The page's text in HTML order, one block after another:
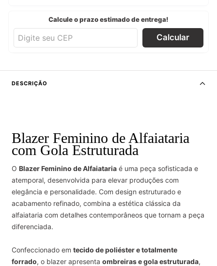
Calcule o prazo estimado de entrega!
Calcular
DESCRIÇÃO
Blazer Feminino de Alfaiataria
com Gola Estruturada
O Blazer Feminino de Alfaiataria é uma peça sofisticada e
atemporal, desenvolvida para elevar produções com
elegância e personalidade. Com design estruturado e
acabamento refinado, combina a estética clássica da
alfaiataria com detalhes contemporâneos que tornam a peça
diferenciada.
Confeccionado em tecido de poliéster e totalmente
forrado, o blazer apresenta ombreiras e gola estruturada,